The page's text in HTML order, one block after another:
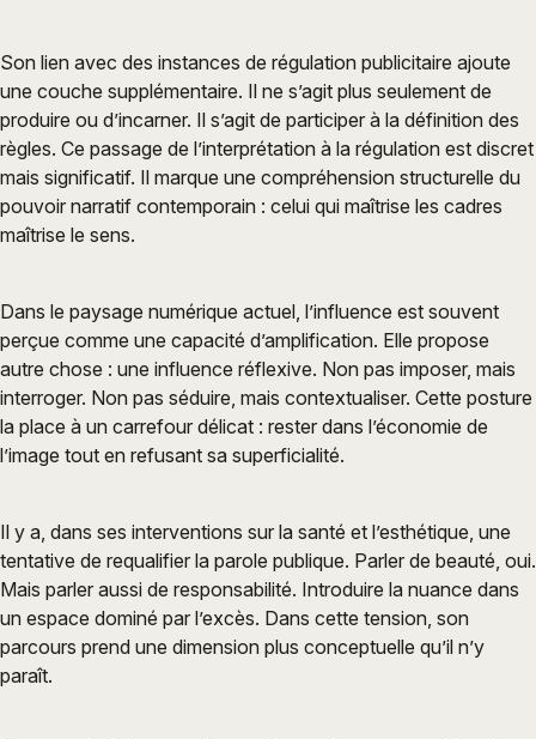
Son lien avec des instances de régulation publicitaire ajoute
une couche supplémentaire. Il ne s’agit plus seulement de
produire ou d’incarner. Il s’agit de participer à la définition des
règles. Ce passage de l’interprétation à la régulation est discret
mais significatif. Il marque une compréhension structurelle du
pouvoir narratif contemporain : celui qui maîtrise les cadres
maîtrise le sens.
Dans le paysage numérique actuel, l’influence est souvent
perçue comme une capacité d’amplification. Elle propose
autre chose : une influence réflexive. Non pas imposer, mais
interroger. Non pas séduire, mais contextualiser. Cette posture
la place à un carrefour délicat : rester dans l’économie de
l’image tout en refusant sa superficialité.
Il y a, dans ses interventions sur la santé et l’esthétique, une
tentative de requalifier la parole publique. Parler de beauté, oui.
Mais parler aussi de responsabilité. Introduire la nuance dans
un espace dominé par l’excès. Dans cette tension, son
parcours prend une dimension plus conceptuelle qu’il n’y
paraît.